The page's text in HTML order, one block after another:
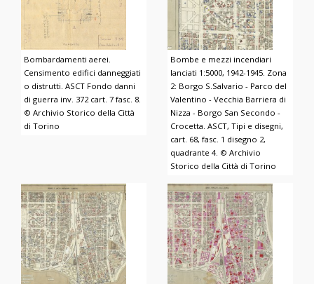
Bombardamenti aerei.
Censimento edifici danneggiati
o distrutti. ASCT Fondo danni
di guerra inv. 372 cart. 7 fasc. 8.
© Archivio Storico della Città
di Torino
Bombe e mezzi incendiari
lanciati 1:5000, 1942-1945. Zona
2: Borgo S.Salvario - Parco del
Valentino - Vecchia Barriera di
Nizza - Borgo San Secondo -
Crocetta. ASCT, Tipi e disegni,
cart. 68, fasc. 1 disegno 2,
quadrante 4. © Archivio
Storico della Città di Torino